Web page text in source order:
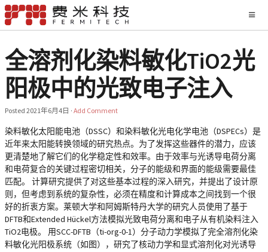
全溶剂化染料敏化TiO2光
阳极中的光致电子注入
Posted 2021年6月4日 · Add Comment
染料敏化太阳能电池（DSSC）和染料敏化光电化学电池（DSPECs）是
近年来太阳能转换领域的研究热点。为了发挥这些器件的潜力，应该
更清楚地了解它们的化学稳定性和效率。由于效率与光诱导电荷分离
和电荷复合的关键过程密切相关，分子的能级和界面的能级需要最佳
匹配。 计算研究提供了对这些基本过程的深入研究，并提出了设计原
则，但考虑到系统的复杂性，必须在精度和计算成本之间找到一个很
好的折衷方案。莱顿大学和阿姆斯特丹大学的研究人员使用了基于
DFTB和Extended Hückel方法模拟光致电荷分离和电子从有机染料注入
TiO2电极。 用SCC-DFTB（ti-org-0-1）分子动力学模拟了完全溶剂化染
料敏化光阳极系统（如图），研究了核动力学和显式溶剂化对光诱导